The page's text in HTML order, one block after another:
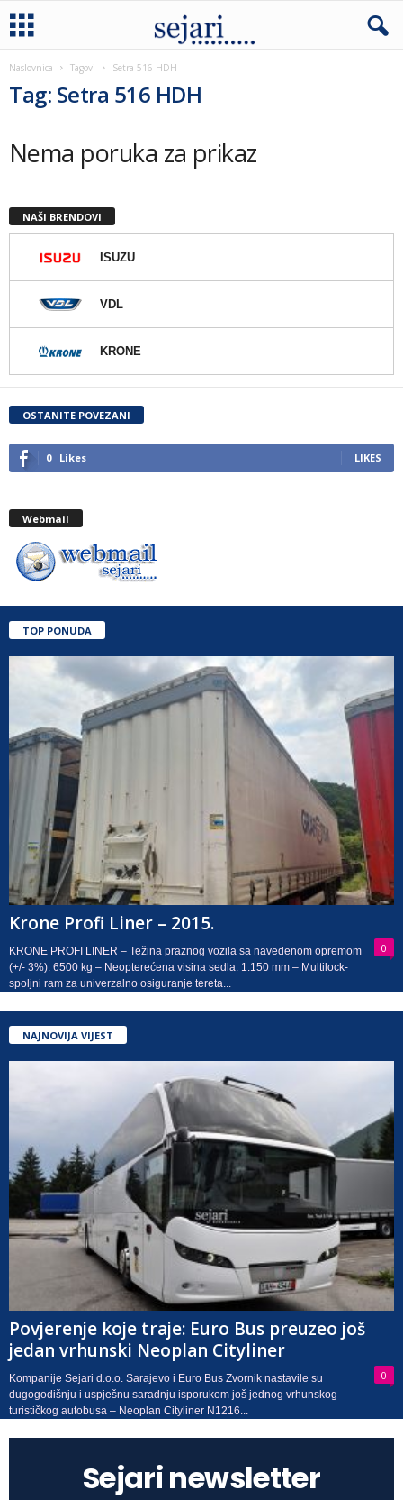
Naslovnica Tagovi Setra 516 HDH
Tag: Setra 516 HDH
Nema poruka za prikaz
NAŠI BRENDOVI
ISUZU
VDL
KRONE
OSTANITE POVEZANI
0 Likes LIKES
Webmail
TOP PONUDA
Krone Profi Liner – 2015.
0
KRONE PROFI LINER – Težina praznog vozila sa navedenom opremom
(+/- 3%): 6500 kg – Neopterećena visina sedla: 1.150 mm – Multilock-
spoljni ram za univerzalno osiguranje tereta...
NAJNOVIJA VIJEST
Povjerenje koje traje: Euro Bus preuzeo još
jedan vrhunski Neoplan Cityliner
0
Kompanije Sejari d.o.o. Sarajevo i Euro Bus Zvornik nastavile su
dugogodišnju i uspješnu saradnju isporukom još jednog vrhunskog
turističkog autobusa – Neoplan Cityliner N1216...
Sejari newsletter